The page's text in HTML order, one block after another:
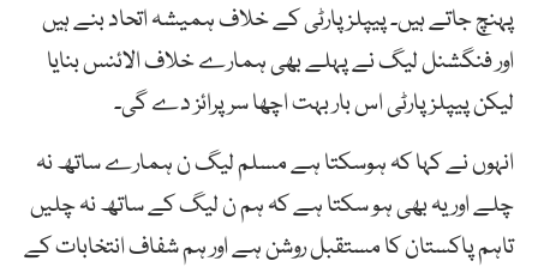
پہنچ جاتے ہیں۔ پیپلز پارٹی کے خلاف ہمیشہ اتحاد بنے ہیں
اور فنگشنل لیگ نے پہلے بھی ہمارے خلاف الائنس بنایا
لیکن پیپلز پارٹی اس بار بہت اچھا سرپرائز دے گی۔
انہوں نے کہا کہ ہوسکتا ہے مسلم لیگ ن ہمارے ساتھ نہ
چلے اور یہ بھی ہو سکتا ہے کہ ہم ن لیگ کے ساتھ نہ چلیں
تاہم پاکستان کا مستقبل روشن ہے اور ہم شفاف انتخابات کے